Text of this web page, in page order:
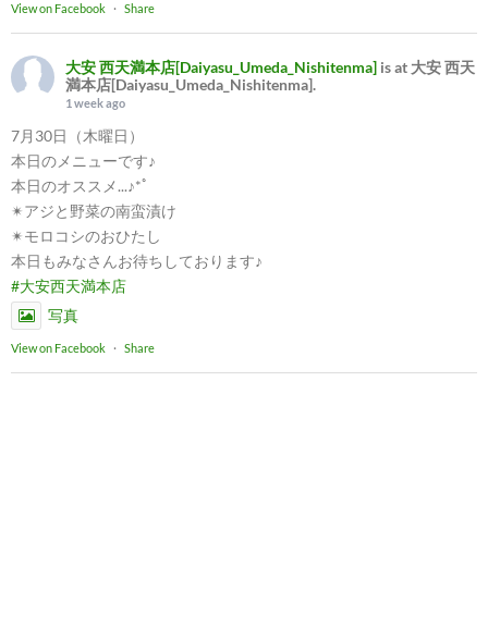
View on Facebook · Share
大安 西天満本店[Daiyasu_Umeda_Nishitenma] is at 大安 西天
満本店[Daiyasu_Umeda_Nishitenma].
1 week ago
7月30日（木曜日）
本日のメニューです♪
本日のオススメ...♪*ﾟ
✴︎アジと野菜の南蛮漬け
✴︎モロコシのおひたし
本日もみなさんお待ちしております♪
#大安西天満本店
写真
View on Facebook · Share